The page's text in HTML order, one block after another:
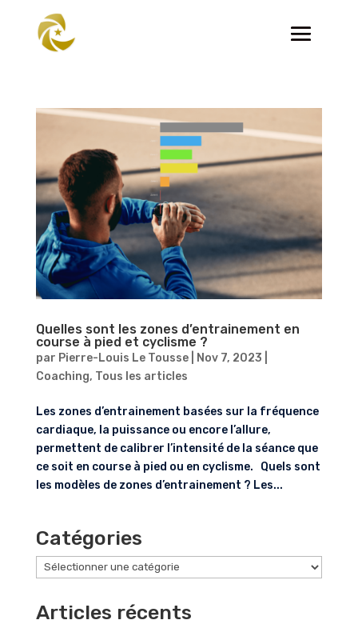
Quelles sont les zones d’entrainement en
course à pied et cyclisme ?
par Pierre-Louis Le Tousse| Nov 7, 2023
Coaching, Tous les articles
Les zones d’entrainement basées sur la fréquence
cardiaque, la puissance ou encore l’allure,
permettent de calibrer l’intensité de la séance que
ce soit en course à pied ou en cyclisme. Quels sont
les modèles de zones d’entrainement ? Les...
Catégories
Catégories
Articles récents